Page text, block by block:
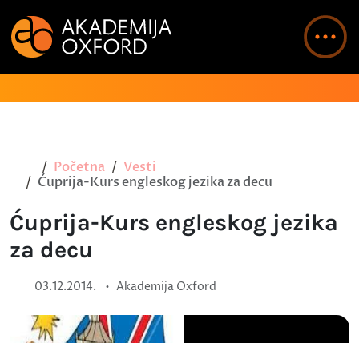
Početna
Vesti
Ćuprija-Kurs engleskog jezika za decu
Ćuprija-Kurs engleskog jezika
za decu
03.12.2014. • Akademija Oxford